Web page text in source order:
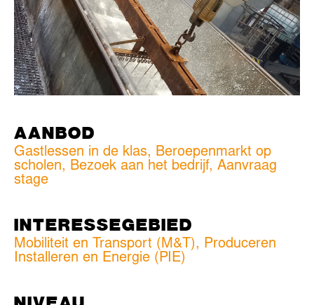
AANBOD
Gastlessen in de klas, Beroepenmarkt op
scholen, Bezoek aan het bedrijf, Aanvraag
stage
INTERESSEGEBIED
Mobiliteit en Transport (M&T), Produceren
Installeren en Energie (PIE)